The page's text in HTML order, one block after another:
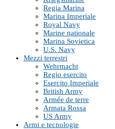
Regia Marina
Marina Imperiale
Royal Navy
Marine nationale
Marina Sovietica
U.S. Navy
Mezzi terrestri
Wehrmacht
Regio esercito
Esercito Imperiale
British Army
Armée de terre
Armata Rossa
US Army
Armi e tecnologie